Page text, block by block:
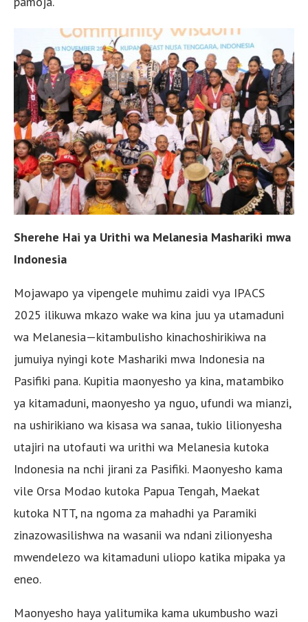
Sherehe Hai ya Urithi wa Melanesia Mashariki mwa
Indonesia
Mojawapo ya vipengele muhimu zaidi vya IPACS
2025 ilikuwa mkazo wake wa kina juu ya utamaduni
wa Melanesia—kitambulisho kinachoshirikiwa na
jumuiya nyingi kote Mashariki mwa Indonesia na
Pasifiki pana. Kupitia maonyesho ya kina, matambiko
ya kitamaduni, maonyesho ya nguo, ufundi wa mianzi,
na ushirikiano wa kisasa wa sanaa, tukio lilionyesha
utajiri na utofauti wa urithi wa Melanesia kutoka
Indonesia na nchi jirani za Pasifiki. Maonyesho kama
vile Orsa Modao kutoka Papua Tengah, Maekat
kutoka NTT, na ngoma za mahadhi ya Paramiki
zinazowasilishwa na wasanii wa ndani zilionyesha
mwendelezo wa kitamaduni uliopo katika mipaka ya
eneo.
Maonyesho haya yalitumika kama ukumbusho wazi